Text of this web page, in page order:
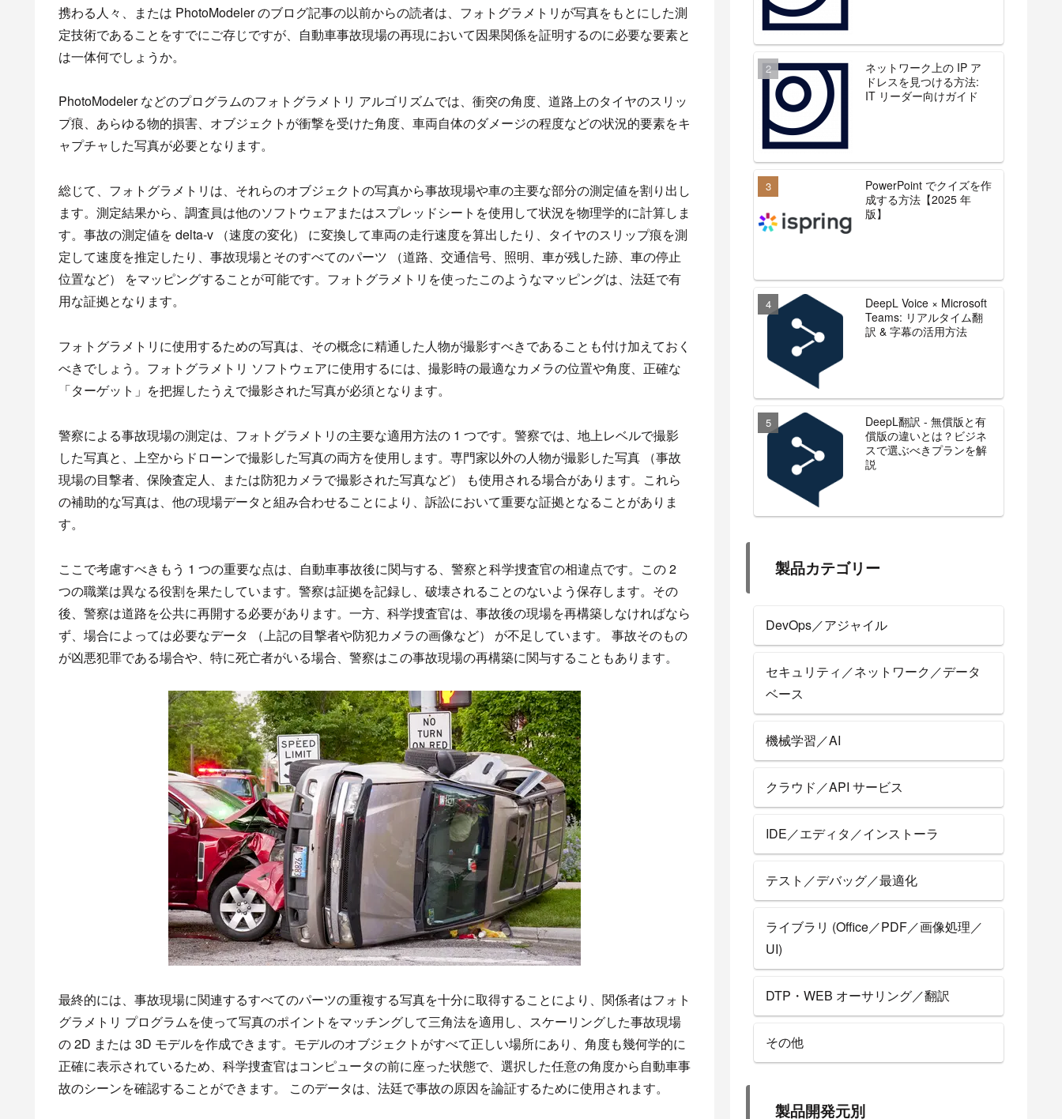
携わる人々、または PhotoModeler のブログ記事の以前からの読者は、フォトグラメトリが写真をもとにした測
定技術であることをすでにご存じですが、自動車事故現場の再現において因果関係を証明するのに必要な要素と
は一体何でしょうか。
PhotoModeler などのプログラムのフォトグラメトリ アルゴリズムでは、衝突の角度、道路上のタイヤのスリッ
プ痕、あらゆる物的損害、オブジェクトが衝撃を受けた角度、車両自体のダメージの程度などの状況的要素をキ
ャプチャした写真が必要となります。
総じて、フォトグラメトリは、それらのオブジェクトの写真から事故現場や車の主要な部分の測定値を割り出し
ます。測定結果から、調査員は他のソフトウェアまたはスプレッドシートを使用して状況を物理学的に計算しま
す。事故の測定値を delta-v （速度の変化） に変換して車両の走行速度を算出したり、タイヤのスリップ痕を測
定して速度を推定したり、事故現場とそのすべてのパーツ （道路、交通信号、照明、車が残した跡、車の停止
位置など） をマッピングすることが可能です。フォトグラメトリを使ったこのようなマッピングは、法廷で有
用な証拠となります。
フォトグラメトリに使用するための写真は、その概念に精通した人物が撮影すべきであることも付け加えておく
べきでしょう。フォトグラメトリ ソフトウェアに使用するには、撮影時の最適なカメラの位置や角度、正確な
「ターゲット」を把握したうえで撮影された写真が必須となります。
警察による事故現場の測定は、フォトグラメトリの主要な適用方法の 1 つです。警察では、地上レベルで撮影
した写真と、上空からドローンで撮影した写真の両方を使用します。専門家以外の人物が撮影した写真 （事故
現場の目撃者、保険査定人、または防犯カメラで撮影された写真など） も使用される場合があります。これら
の補助的な写真は、他の現場データと組み合わせることにより、訴訟において重要な証拠となることがありま
す。
ここで考慮すべきもう 1 つの重要な点は、自動車事故後に関与する、警察と科学捜査官の相違点です。この 2
つの職業は異なる役割を果たしています。警察は証拠を記録し、破壊されることのないよう保存します。その
後、警察は道路を公共に再開する必要があります。一方、科学捜査官は、事故後の現場を再構築しなければなら
ず、場合によっては必要なデータ （上記の目撃者や防犯カメラの画像など） が不足しています。 事故そのもの
が凶悪犯罪である場合や、特に死亡者がいる場合、警察はこの事故現場の再構築に関与することもあります。
最終的には、事故現場に関連するすべてのパーツの重複する写真を十分に取得することにより、関係者はフォト
グラメトリ プログラムを使って写真のポイントをマッチングして三角法を適用し、スケーリングした事故現場
の 2D または 3D モデルを作成できます。モデルのオブジェクトがすべて正しい場所にあり、角度も幾何学的に
正確に表示されているため、科学捜査官はコンピュータの前に座った状態で、選択した任意の角度から自動車事
故のシーンを確認することができます。 このデータは、法廷で事故の原因を論証するために使用されます。
ネットワーク上の IP ア
ドレスを見つける方法:
IT リーダー向けガイド
PowerPoint でクイズを作
成する方法【2025 年
版】
DeepL Voice × Microsoft
Teams: リアルタイム翻
訳 & 字幕の活用方法
DeepL翻訳 - 無償版と有
償版の違いとは？ビジネ
スで選ぶべきプランを解
説
製品カテゴリー
DevOps／アジャイル
セキュリティ／ネットワーク／データ
ベース
機械学習／AI
クラウド／API サービス
IDE／エディタ／インストーラ
テスト／デバッグ／最適化
ライブラリ (Office／PDF／画像処理／
UI)
DTP・WEB オーサリング／翻訳
その他
製品開発元別